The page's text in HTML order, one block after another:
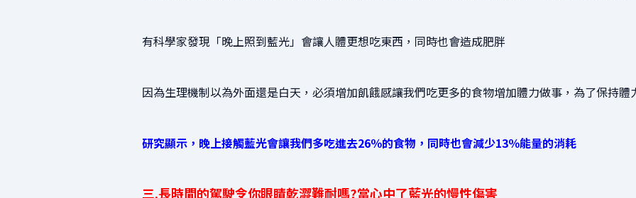
有科學家發現「晚上照到藍光」會讓人體更想吃東西，同時也會造成肥胖
因為生理機制以為外面還是白天，必須增加飢餓感讓我們吃更多的食物增加體力做事，為了保持
研究顯示，晚上接觸藍光會讓我們多吃進去26％的食物，同時也會減少13％能量的消耗
三.長時間的駕駛令你眼睛乾澀難耐嗎?當心中了藍光的慢性傷害